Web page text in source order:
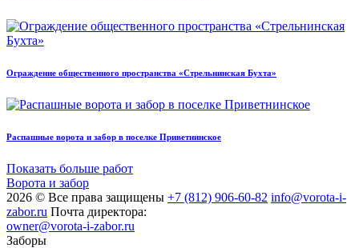
Ограждение общественного пространства «Стрельнинская Бухта»
Распашные ворота и забор в поселке Приветнинское
Показать больше работ
Ворота и забор
2026 © Все права защищены +7 (812) 906-60-82 info@vorota-i-
zabor.ru Почта директора:
owner@vorota-i-zabor.ru
Заборы